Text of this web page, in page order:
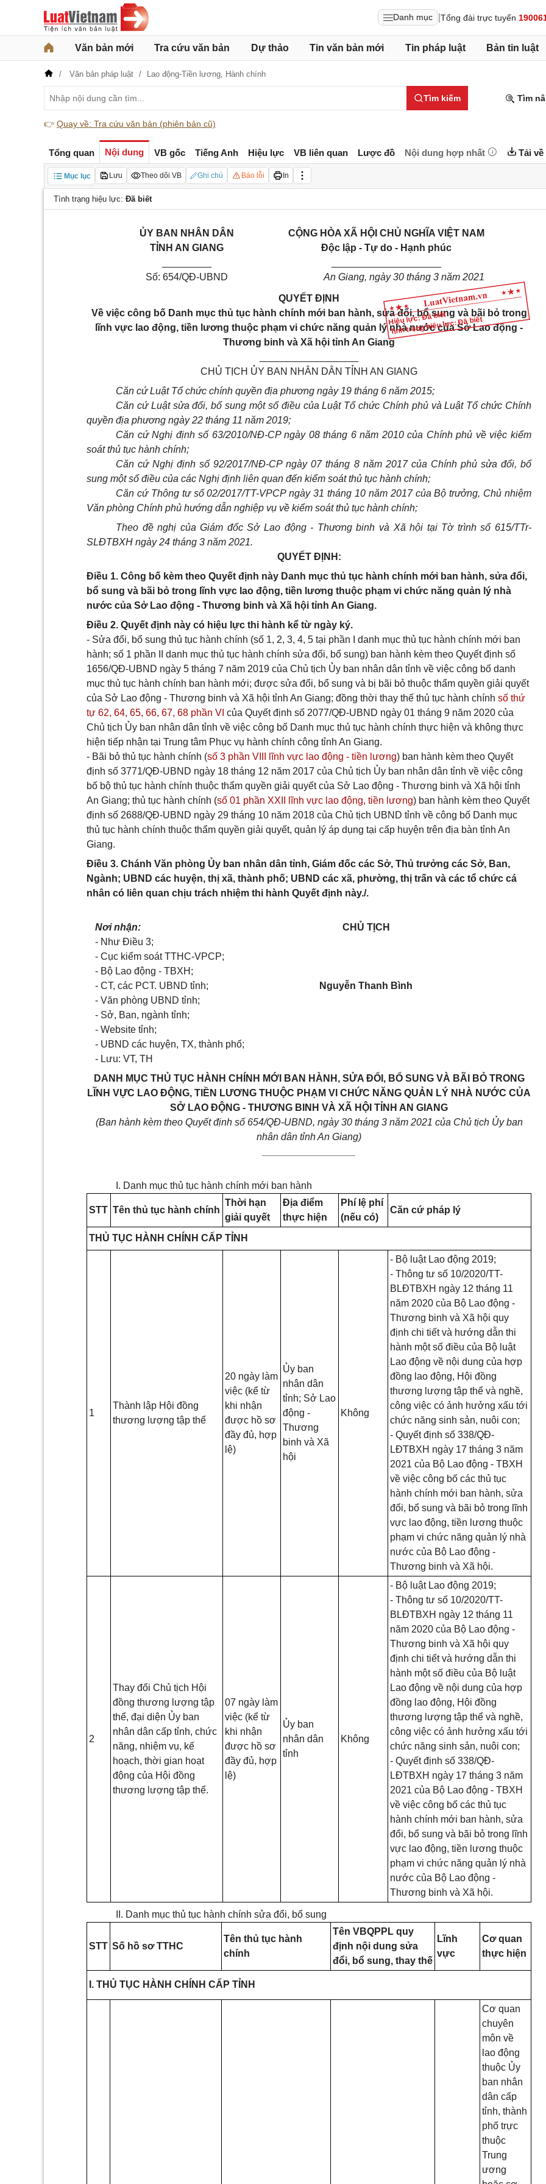
Danh mục Tổng đài trực tuyến
Văn bản mới Tra cứu văn bản Dự thảo Tin văn bản mới Tin pháp luật Bản tin luật
Văn bản pháp luật Lao động-Tiền lương, Hành chính
Tìm kiếm Tìm
👉 Quay về: Tra cứu văn bản (phiên bản cũ)
Tổng quan Nội dung VB gốc Tiếng Anh Hiệu lực VB liên quan Lược đồ Nội dung hợp nhất Tải về
Mục lục Lưu Theo dõi VB Ghi chú Báo lỗi In
Tình trạng hiệu lực: Đã biết
Hiệu lực: Đã biết
Tình trạng hiệu lực: Đã biết
ỦY BAN NHÂN DÂN
TỈNH AN GIANG
Số: 654/QĐ-UBND
CỘNG HÒA XÃ HỘI CHỦ NGHĨA VIỆT NAM
Độc lập - Tự do - Hạnh phúc
An Giang, ngày 30 tháng 3 năm 2021
QUYẾT ĐỊNH
Về việc công bố Danh mục thủ tục hành chính mới ban hành, sửa đổi, bổ sung và bãi bỏ trong
lĩnh vực lao động, tiền lương thuộc phạm vi chức năng quản lý nhà nước của Sở Lao động -
Thương binh và Xã hội tỉnh An Giang
CHỦ TỊCH ỦY BAN NHÂN DÂN TỈNH AN GIANG
Căn cứ Luật Tổ chức chính quyền địa phương ngày 19 tháng 6 năm 2015;
Căn cứ Luật sửa đổi, bổ sung một số điều của Luật Tổ chức Chính phủ và Luật Tổ chức Chính
quyền địa phương ngày 22 tháng 11 năm 2019;
Căn cứ Nghị định số 63/2010/NĐ-CP ngày 08 tháng 6 năm 2010 của Chính phủ về việc kiểm
soát thủ tục hành chính;
Căn cứ Nghị định số 92/2017/NĐ-CP ngày 07 tháng 8 năm 2017 của Chính phủ sửa đổi, bổ
sung một số điều của các Nghị định liên quan đến kiểm soát thủ tục hành chính;
Căn cứ Thông tư số 02/2017/TT-VPCP ngày 31 tháng 10 năm 2017 của Bộ trưởng, Chủ nhiệm
Văn phòng Chính phủ hướng dẫn nghiệp vụ về kiểm soát thủ tục hành chính;
Theo đề nghị của Giám đốc Sở Lao động - Thương binh và Xã hội tại Tờ trình số 615/TTr-
SLĐTBXH ngày 24 tháng 3 năm 2021.
QUYẾT ĐỊNH:
Điều 1. Công bố kèm theo Quyết định này Danh mục thủ tục hành chính mới ban hành, sửa đổi,
bổ sung và bãi bỏ trong lĩnh vực lao động, tiền lương thuộc phạm vi chức năng quản lý nhà
nước của Sở Lao động - Thương binh và Xã hội tỉnh An Giang.
Điều 2. Quyết định này có hiệu lực thi hành kể từ ngày ký.
- Sửa đổi, bổ sung thủ tục hành chính (số 1, 2, 3, 4, 5 tại phần I danh mục thủ tục hành chính mới ban
hành; số 1 phần II danh mục thủ tục hành chính sửa đổi, bổ sung) ban hành kèm theo Quyết định số
1656/QĐ-UBND ngày 5 tháng 7 năm 2019 của Chủ tịch Ủy ban nhân dân tỉnh về việc công bố danh
mục thủ tục hành chính ban hành mới; được sửa đổi, bổ sung và bị bãi bỏ thuộc thẩm quyền giải quyết
của Sở Lao động - Thương binh và Xã hội tỉnh An Giang; đồng thời thay thế thủ tục hành chính số thứ
tự 62, 64, 65, 66, 67, 68 phần VI của Quyết định số 2077/QĐ-UBND ngày 01 tháng 9 năm 2020 của
Chủ tịch Ủy ban nhân dân tỉnh về việc công bố Danh mục thủ tục hành chính thực hiện và không thực
hiện tiếp nhận tại Trung tâm Phục vụ hành chính công tỉnh An Giang.
- Bãi bỏ thủ tục hành chính (số 3 phần VIII lĩnh vực lao động - tiền lương) ban hành kèm theo Quyết
định số 3771/QĐ-UBND ngày 18 tháng 12 năm 2017 của Chủ tịch Ủy ban nhân dân tỉnh về việc công
bố bộ thủ tục hành chính thuộc thẩm quyền giải quyết của Sở Lao động - Thương binh và Xã hội tỉnh
An Giang; thủ tục hành chính (số 01 phần XXII lĩnh vực lao động, tiền lương) ban hành kèm theo Quyết
định số 2688/QĐ-UBND ngày 29 tháng 10 năm 2018 của Chủ tịch UBND tỉnh về công bố Danh mục
thủ tục hành chính thuộc thẩm quyền giải quyết, quản lý áp dụng tại cấp huyện trên địa bàn tỉnh An
Giang.
Điều 3. Chánh Văn phòng Ủy ban nhân dân tỉnh, Giám đốc các Sở, Thủ trưởng các Sở, Ban,
Ngành; UBND các huyện, thị xã, thành phố; UBND các xã, phường, thị trấn và các tổ chức cá
nhân có liên quan chịu trách nhiệm thi hành Quyết định này./.
Nơi nhận:
- Như Điều 3;
-Cục kiểm soát TTHC-VPCP;
- Bộ Lao động - TBXH;
-CT, các PCT. UBND tỉnh;
-Văn phòng UBND tỉnh;
- Sở, Ban, ngành tỉnh;
-Website tỉnh;
- UBND các huyện, TX, thành phố;
- Lưu: VT, TH
CHỦ TỊCH
Nguyễn Thanh Bình
DANH MỤC THỦ TỤC HÀNH CHÍNH MỚI BAN HÀNH, SỬA ĐỔI, BỔ SUNG VÀ BÃI BỎ TRONG
LĨNH VỰC LAO ĐỘNG, TIỀN LƯƠNG THUỘC PHẠM VI CHỨC NĂNG QUẢN LÝ NHÀ NƯỚC CỦA
SỞ LAO ĐỘNG - THƯƠNG BINH VÀ XÃ HỘI TỈNH AN GIANG
(Ban hành kèm theo Quyết định số 654/QĐ-UBND, ngày30 tháng 3 năm 2021 của Chủ tịch Ủyban
nhân dân tỉnhAn Giang)
I. Danh mục thủ tục hành chính mới ban hành
STT Tên thủ tục hành chính
Thời hạn
giải quyết
Địa điểm
thực hiện
Phí lệ phí
(nếu có)
Căn cứ pháp lý
THỦ TỤC HÀNH CHÍNH CẤP TỈNH
1
Thành lập Hội đồng
thương lượng tập thể
20 ngày làm
việc (kể từ
khi nhận
được hồ sơ
đầy đủ, hợp
lệ)
Ủy ban
nhân dân
tỉnh; Sở Lao
động -
Thương
binh và Xã
hội
Không
- Bộ luật Lao động 2019;
- Thông tư số 10/2020/TT-
BLĐTBXH ngày 12 tháng 11
năm 2020 của Bộ Lao động -
Thương binh và Xã hội quy
định chi tiết và hướng dẫn thi
hành một số điều của Bộ luật
Lao động về nội dung của hợp
đồng lao động, Hội đồng
thương lượng tập thể và nghề,
công việc có ảnh hưởng xấu tới
chức năng sinh sản, nuôi con;
- Quyết định số 338/QĐ-
LĐTBXH ngày 17 tháng 3 năm
2021 của Bộ Lao động - TBXH
về việc công bố các thủ tục
hành chính mới ban hành, sửa
đổi, bổ sung và bãi bỏ trong lĩnh
vực lao động, tiền lương thuộc
phạm vi chức năng quản lý nhà
nước của Bộ Lao động -
Thương binh và Xã hội.
2
Thay đổi Chủ tịch Hội
đồng thương lượng tập
thể, đại diện Ủy ban
nhân dân cấp tỉnh, chức
năng, nhiệm vụ, kế
hoạch, thời gian hoạt
động của Hội đồng
thương lượng tập thể.
07 ngày làm
việc (kể từ
khi nhận
được hồ sơ
đầy đủ, hợp
lệ)
Ủy ban
nhân dân
tỉnh
Không
- Bộ luật Lao động 2019;
- Thông tư số 10/2020/TT-
BLĐTBXH ngày 12 tháng 11
năm 2020 của Bộ Lao động -
Thương binh và Xã hội quy
định chi tiết và hướng dẫn thi
hành một số điều của Bộ luật
Lao động về nội dung của hợp
đồng lao động, Hội đồng
thương lượng tập thể và nghề,
công việc có ảnh hưởng xấu tới
chức năng sinh sản, nuôi con;
- Quyết định số 338/QĐ-
LĐTBXH ngày 17 tháng 3 năm
2021 của Bộ Lao động - TBXH
về việc công bố các thủ tục
hành chính mới ban hành, sửa
đổi, bổ sung và bãi bỏ trong lĩnh
vực lao động, tiền lương thuộc
phạm vi chức năng quản lý nhà
nước của Bộ Lao động -
Thương binh và Xã hội.
II. Danh mục thủ tục hành chính sửa đổi, bổ sung
STT Số hồ sơ TTHC
Tên thủ tục hành
chính
Tên VBQPPL quy
định nội dung sửa
đổi, bổ sung, thay thế
Lĩnh
vực
Cơ quan
thực hiện
I. THỦ TỤC HÀNH CHÍNH CẤP TỈNH
Cơ quan
chuyên
môn về
lao động
thuộc Ủy
ban nhân
dân cấp
tỉnh, thành
phố trực
thuộc
Trung
ương